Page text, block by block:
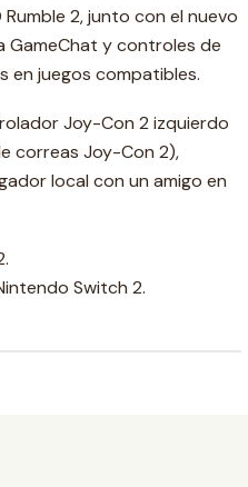
2, junto con el nuevo
GameChat y controles de
en juegos compatibles.
Joy-Con 2 izquierdo
correas Joy-Con 2),
local con un amigo en
Switch 2.